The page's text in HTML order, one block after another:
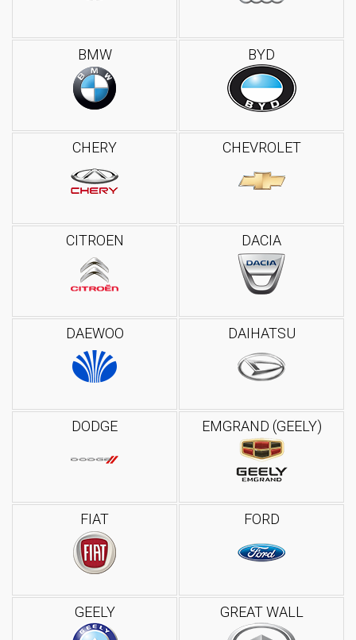
BMW BYD
CHERY CHEVROLET
CITROEN DACIA
DAEWOO DAIHATSU
DODGE EMGRAND (GEELY)
FIAT FORD
GEELY GREAT WALL